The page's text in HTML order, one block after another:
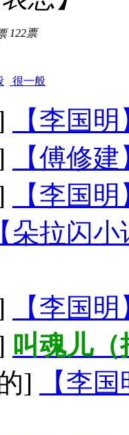
122票
很一般
【李国
【傅修
【李国
【朵拉闪
【李国
叫魂儿
]
【李